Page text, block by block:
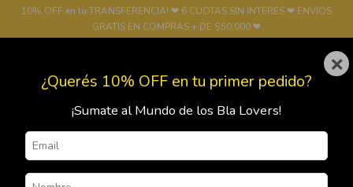
10% OFF en tu TRANSFERENCIA! ❤ 6 CUOTAS SIN INTERÉS ❤ ENVIOS
GRATIS EN COMPRAS + DE $50.000 ❤
0
×
¿Querés 10% OFF en tu primer pedido?
¡Sumate al Mundo de los Bla Lovers!